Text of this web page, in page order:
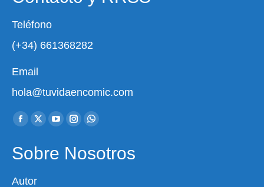
Teléfono
(+34) 661368282
Email
hola@tuvidaencomic.com
Encuéntranos en:
Facebook
opens
X
opens
YouTube
opens
Instagram
opens
Whatsapp
opens
Sobre Nosotros
Autor